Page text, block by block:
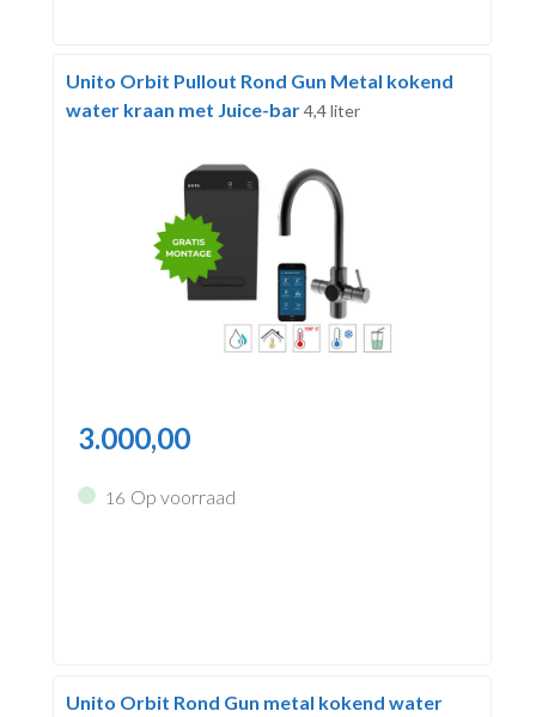
Unito Orbit Pullout Rond Gun Metal kokend
water kraan met Juice-bar4,4 liter
3.000,00
16 Op voorraad
Unito Orbit Rond Gun metal kokend water